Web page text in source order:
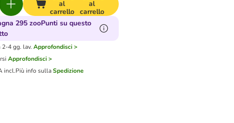
al
carrello
al
carrello
295 zooPunti su questo
2-4 gg. lav. Approfondisci >
Approfondisci >
incl.Più info sullaSpedizione